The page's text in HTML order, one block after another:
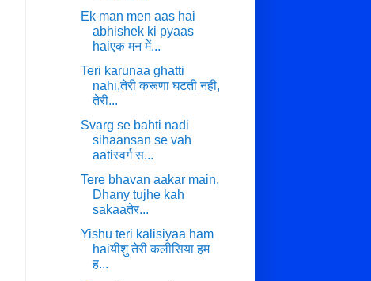
Ek man men aas hai
abhishek ki pyaas
haiएक मन में...
Teri karunaa ghatti
nahi,तेरी करूणा घटती नही,
तेरी...
Svarg se bahti nadi
sihaansan se vah
aatiस्वर्ग स...
Tere bhavan aakar main,
Dhany tujhe kah
sakaaतेर...
Yishu teri kalisiyaa ham
haiयीशु तेरी कलीसिया हम
ह...